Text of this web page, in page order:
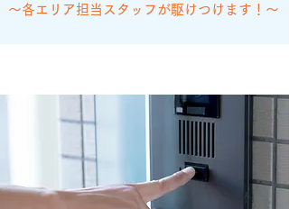
〜各エリア担当スタッフが駆けつけます！〜